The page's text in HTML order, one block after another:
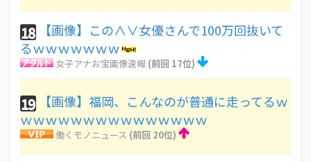
18
【画像】この∧∨女優さんで100万回抜いて
るｗｗｗｗｗｗｗ
女子アナお宝画像速報 (前回 17位)
19
【画像】福岡、こんなのが普通に走ってるｗ
ｗｗｗｗｗｗｗｗｗｗｗｗｗｗｗ
働くモノニュース (前回 20位)